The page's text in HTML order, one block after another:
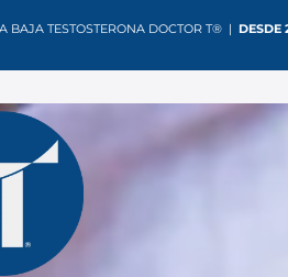
BAJA TESTOSTERONA DOCTOR T® | DESDE